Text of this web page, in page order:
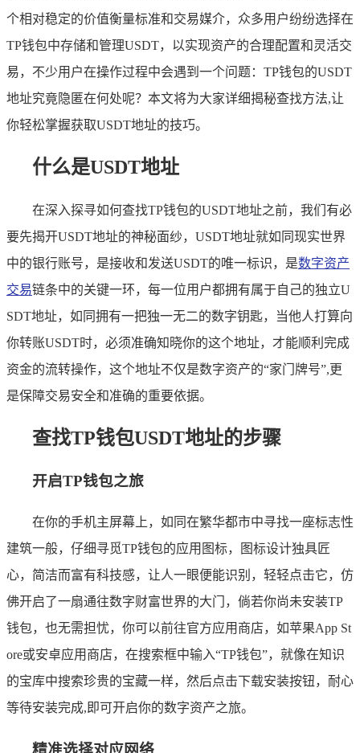
个相对稳定的价值衡量标准和交易媒介，众多用户纷纷选择在
TP钱包中存储和管理USDT，以实现资产的合理配置和灵活交
易，不少用户在操作过程中会遇到一个问题：TP钱包的USDT
地址究竟隐匿在何处呢？本文将为大家详细揭秘查找方法,让
你轻松掌握获取USDT地址的技巧。
什么是USDT地址
在深入探寻如何查找TP钱包的USDT地址之前，我们有必
要先揭开USDT地址的神秘面纱，USDT地址就如同现实世界
中的银行账号，是接收和发送USDT的唯一标识，是数字资产
交易链条中的关键一环，每一位用户都拥有属于自己的独立U
SDT地址，如同拥有一把独一无二的数字钥匙，当他人打算向
你转账USDT时，必须准确知晓你的这个地址，才能顺利完成
资金的流转操作，这个地址不仅是数字资产的“家门牌号”,更
是保障交易安全和准确的重要依据。
查找TP钱包USDT地址的步骤
开启TP钱包之旅
在你的手机主屏幕上，如同在繁华都市中寻找一座标志性
建筑一般，仔细寻觅TP钱包的应用图标，图标设计独具匠
心，简洁而富有科技感，让人一眼便能识别，轻轻点击它，仿
佛开启了一扇通往数字财富世界的大门，倘若你尚未安装TP
钱包，也无需担忧，你可以前往官方应用商店，如苹果App St
ore或安卓应用商店，在搜索框中输入“TP钱包”，就像在知识
的宝库中搜索珍贵的宝藏一样，然后点击下载安装按钮，耐心
等待安装完成,即可开启你的数字资产之旅。
精准选择对应网络